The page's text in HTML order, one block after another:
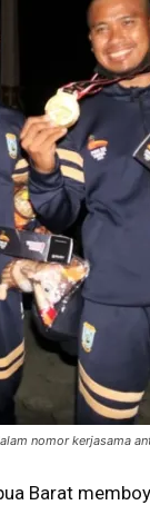
nomor kerjasama
Barat